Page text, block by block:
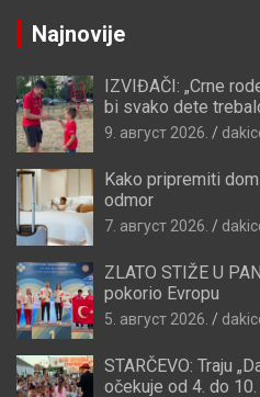
Najnovije
IZVIĐAČI: „Crne
bi svako dete
9. август 2026.
Kako pripremiti
odmor
7. август 2026.
ZLATO STIŽE U
pokorio Evropu
5. август 2026.
STARČEVO: Traju
očekuje od 4. do